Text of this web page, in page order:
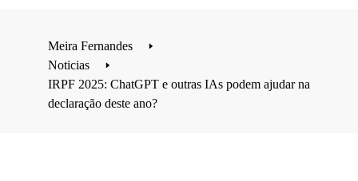
Meira Fernandes
🢒
Noticias
🢒
IRPF 2025: ChatGPT e outras IAs podem ajudar na
declaração deste ano?